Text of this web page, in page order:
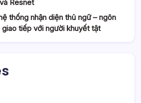
Resnet
thống nhận diện thủ ngữ – ngôn
tiếp với người khuyết tật